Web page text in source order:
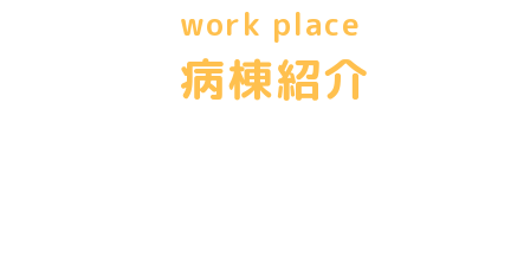
work place
病棟紹介